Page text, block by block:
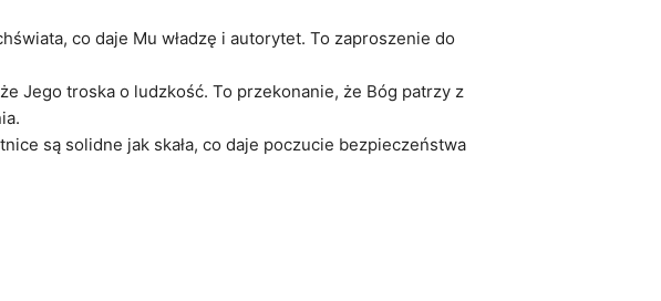
co daje Mu władzę i autorytet. To zaproszenie do
Jego troska o ludzkość. To przekonanie, że Bóg patrzy z
są solidne jak skała, co daje poczucie bezpieczeństwa